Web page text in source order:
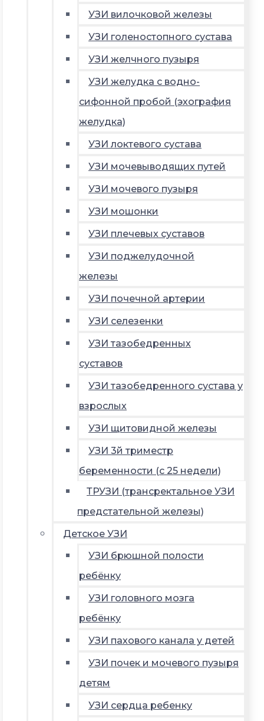
УЗИ вилочковой железы
УЗИ голеностопного сустава
УЗИ желчного пузыря
УЗИ желудка с водно-
сифонной пробой (эхография
желудка)
УЗИ локтевого сустава
УЗИ мочевыводящих путей
УЗИ мочевого пузыря
УЗИ мошонки
УЗИ плечевых суставов
УЗИ поджелудочной
железы
УЗИ почечной артерии
УЗИ селезенки
УЗИ тазобедренных
суставов
УЗИ тазобедренного сустава у
взрослых
УЗИ щитовидной железы
УЗИ 3й триместр
беременности (с 25 недели)
ТРУЗИ (трансректальное УЗИ
предстательной железы)
Детское УЗИ
УЗИ брюшной полости
ребёнку
УЗИ головного мозга
ребёнку
УЗИ пахового канала у детей
УЗИ почек и мочевого пузыря
детям
УЗИ сердца ребенку